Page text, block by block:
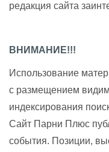
редакция сайта
ВНИМАНИЕ!!!
Использование
с размещением
индексирования
Сайт Парни Плюс
события. Позиции,